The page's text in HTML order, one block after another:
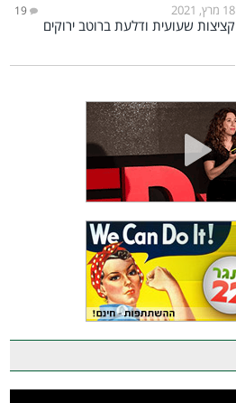
18 מרץ, 2021 19
קציצות שעועית ודלעת ברוטב ירוקים